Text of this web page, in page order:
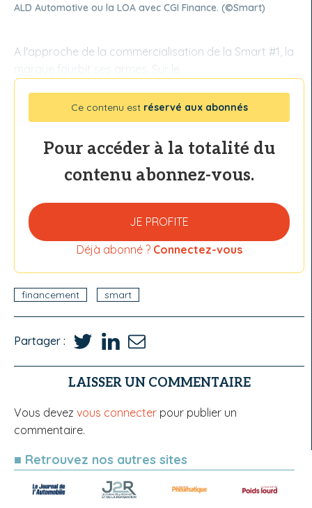
ALD Automotive ou la LOA avec CGI Finance. (©Smart)
A l'approche de la commercialisation de la Smart #1, la
marque fourbit ses armes. Sur le
Ce contenu est réservé aux abonnés
Pour accéder à la totalité du
contenu abonnez-vous.
JE PROFITE
Déjà abonné ? Connectez-vous
financement smart
Partager :
LAISSER UN COMMENTAIRE
Vous devez vous connecter pour publier un
commentaire.
■ Retrouvez nos autres sites